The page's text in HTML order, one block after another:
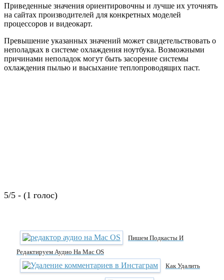
Приведенные значения ориентировочны и лучше их уточнять
на сайтах производителей для конкретных моделей
процессоров и видеокарт.
Превышение указанных значений может свидетельствовать о
неполадках в системе охлаждения ноутбука. Возможными
причинами неполадок могут быть засорение системы
охлаждения пылью и высыхание теплопроводящих паст.
5/5 - (1 голос)
Пишем Подкасты И
Редактируем Аудио На Mac OS
Как Удалить